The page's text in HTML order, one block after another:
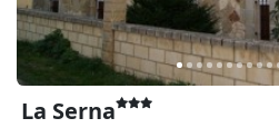
La Serna